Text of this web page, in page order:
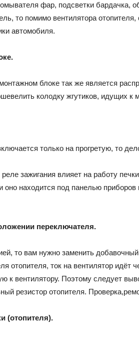
фар, подсветки бардачка,
то помимо вентилятора
автомобиля.
блоке так же является
колодку жгутиков, идущих к
только на прогретую, то
зажигания влияет на работу
находится под панелью приборов
переключателя.
то вам нужно заменить
отопителя, ток на вентилятор идёт
к вентилятору. Поэтому следует
резистор отопителя.
(отопителя).